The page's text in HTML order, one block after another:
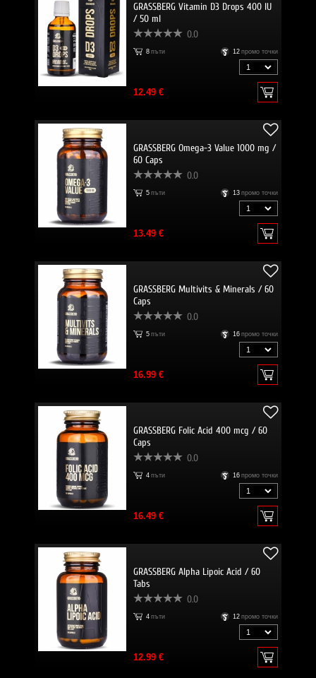
GRASSBERG Vitamin D3 Drops 400 IU
/ 50 ml
0.0
8 пъти 12 промо точки
12.49 €
GRASSBERG Omega-3 Value 1000 mg /
60 Caps
0.0
5 пъти 13 промо точки
13.49 €
GRASSBERG Multivits & Minerals / 60
Caps
0.0
5 пъти 16 промо точки
16.99 €
GRASSBERG Folic Acid 400 mcg / 60
Caps
0.0
4 пъти 16 промо точки
16.49 €
GRASSBERG Alpha Lipoic Acid / 60
Tabs
0.0
4 пъти 12 промо точки
12.99 €